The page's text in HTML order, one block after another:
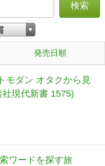
検索
発売日順
モダン オタクから見
現代新書 1575)
ワードを探す旅